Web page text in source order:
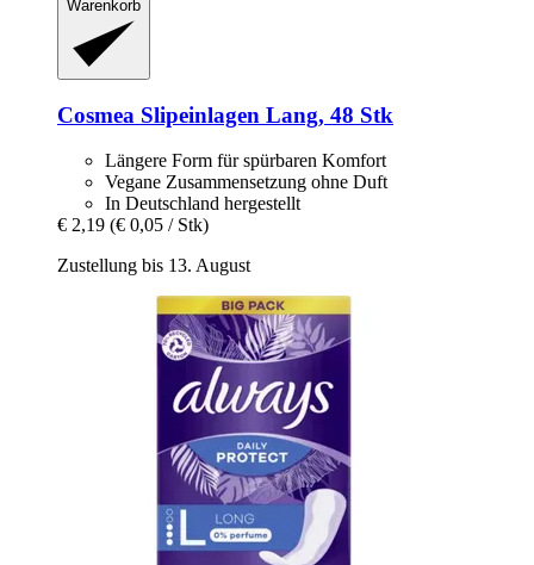
Warenkorb
Cosmea Slipeinlagen Lang, 48 Stk
Längere Form für spürbaren Komfort
Vegane Zusammensetzung ohne Duft
In Deutschland hergestellt
€ 2,19 (€ 0,05 / Stk)
Zustellung bis 13. August